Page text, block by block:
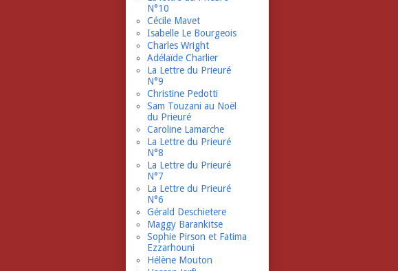
N°10
Cécile Mavet
Isabelle Le Bourgeois
Charles Wright
Adélaïde Charlier
La Lettre du Prieuré
N°9
Christine Pedotti
Sam Touzani au Noël
du Prieuré
Caroline Lamarche
La Lettre du Prieuré
N°8
La Lettre du Prieuré
N°7
La Lettre du Prieuré
N°6
Gérald Deschietere
Maggy Barankitse
Sophie Pirson et Fatima
Ezzarhouni
Hélène Mouton